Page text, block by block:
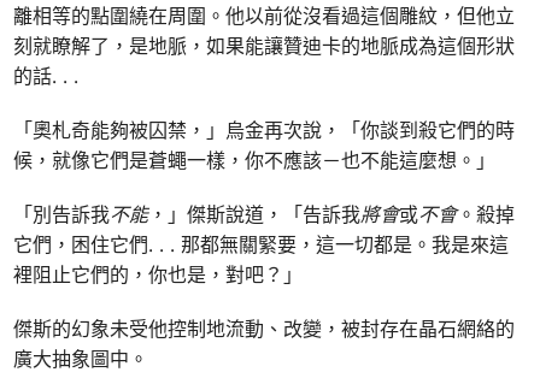
離相等的點圍繞在周圍。他以前從沒看過這個雕紋，但他立
刻就瞭解了，是地脈，如果能讓贊迪卡的地脈成為這個形狀
的話. . .
「奧札奇能夠被囚禁，」烏金再次說，「你談到殺它們的時
候，就像它們是蒼蠅一樣，你不應該－也不能這麼想。」
「別告訴我不能，」傑斯說道，「告訴我將會或不會。殺掉
它們，困住它們. . . 那都無關緊要，這一切都是。我是來這
裡阻止它們的，你也是，對吧？」
傑斯的幻象未受他控制地流動、改變，被封存在晶石網絡的
廣大抽象圖中。